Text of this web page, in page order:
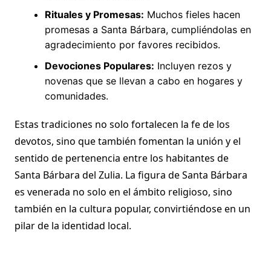
Rituales y Promesas: Muchos fieles hacen
promesas a Santa Bárbara, cumpliéndolas en
agradecimiento por favores recibidos.
Devociones Populares: Incluyen rezos y
novenas que se llevan a cabo en hogares y
comunidades.
Estas tradiciones no solo fortalecen la fe de los
devotos, sino que también fomentan la unión y el
sentido de pertenencia entre los habitantes de
Santa Bárbara del Zulia. La figura de Santa Bárbara
es venerada no solo en el ámbito religioso, sino
también en la cultura popular, convirtiéndose en un
pilar de la identidad local.